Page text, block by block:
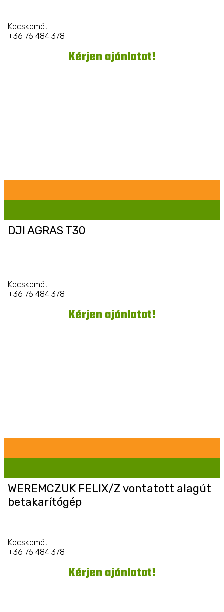
Kecskemét
+36 76 484 378
Kérjen ajánlatot!
DJI AGRAS T30
Kecskemét
+36 76 484 378
Kérjen ajánlatot!
WEREMCZUK FELIX/Z vontatott alagút
betakarítógép
Kecskemét
+36 76 484 378
Kérjen ajánlatot!